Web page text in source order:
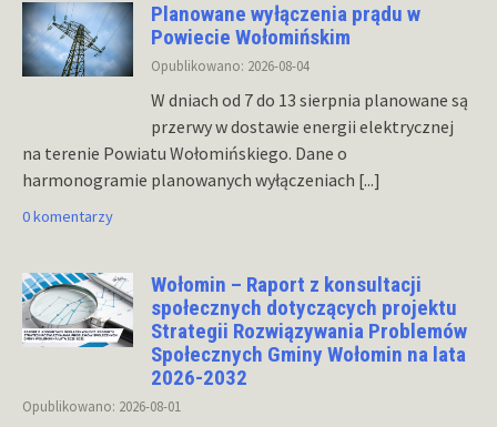
Planowane wyłączenia prądu w
Powiecie Wołomińskim
Opublikowano: 2026-08-04
W dniach od 7 do 13 sierpnia planowane są
przerwy w dostawie energii elektrycznej
na terenie Powiatu Wołomińskiego. Dane o
harmonogramie planowanych wyłączeniach [...]
0 komentarzy
Wołomin – Raport z konsultacji
społecznych dotyczących projektu
Strategii Rozwiązywania Problemów
Społecznych Gminy Wołomin na lata
2026-2032
Opublikowano: 2026-08-01